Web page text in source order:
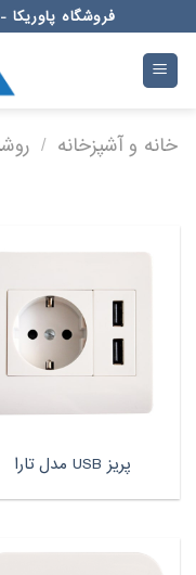
to
content
فروشگاه
خانه و آشپزخانه /
پریز USB مدل تارا